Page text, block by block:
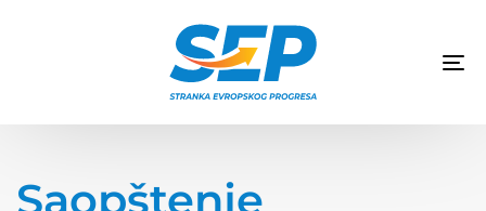
Saopštenje